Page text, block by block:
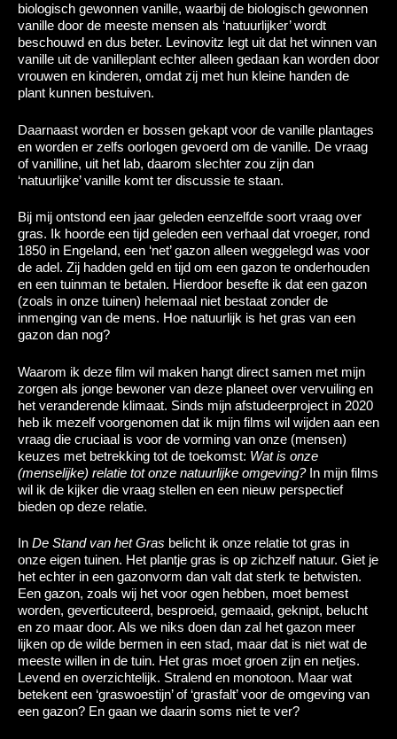
biologisch gewonnen vanille, waarbij de biologisch gewonnen
vanille door de meeste mensen als ‘natuurlijker’ wordt
beschouwd en dus beter. Levinovitz legt uit dat het winnen van
vanille uit de vanilleplant echter alleen gedaan kan worden door
vrouwen en kinderen, omdat zij met hun kleine handen de
plant kunnen bestuiven.
Daarnaast worden er bossen gekapt voor de vanille plantages
en worden er zelfs oorlogen gevoerd om de vanille. De vraag
of vanilline, uit het lab, daarom slechter zou zijn dan
‘natuurlijke’ vanille komt ter discussie te staan.
Bij mij ontstond een jaar geleden eenzelfde soort vraag over
gras. Ik hoorde een tijd geleden een verhaal dat vroeger, rond
1850 in Engeland, een ‘net’ gazon alleen weggelegd was voor
de adel. Zij hadden geld en tijd om een gazon te onderhouden
en een tuinman te betalen. Hierdoor besefte ik dat een gazon
(zoals in onze tuinen) helemaal niet bestaat zonder de
inmenging van de mens. Hoe natuurlijk is het gras van een
gazon dan nog?
Waarom ik deze film wil maken hangt direct samen met mijn
zorgen als jonge bewoner van deze planeet over vervuiling en
het veranderende klimaat. Sinds mijn afstudeerproject in 2020
heb ik mezelf voorgenomen dat ik mijn films wil wijden aan een
vraag die cruciaal is voor de vorming van onze (mensen)
keuzes met betrekking tot de toekomst: Wat is onze
(menselijke) relatie tot onze natuurlijke omgeving?In mijn films
wil ik de kijker die vraag stellen en een nieuw perspectief
bieden op deze relatie.
In De Stand van het Gras belicht ik onze relatie tot gras in
onze eigen tuinen. Het plantje gras is op zichzelf natuur. Giet je
het echter in een gazonvorm dan valt dat sterk te betwisten.
Een gazon, zoals wij het voor ogen hebben, moet bemest
worden, geverticuteerd, besproeid, gemaaid, geknipt, belucht
en zo maar door. Als we niks doen dan zal het gazon meer
lijken op de wilde bermen in een stad, maar dat is niet wat de
meeste willen in de tuin. Het gras moet groen zijn en netjes.
Levend en overzichtelijk. Stralend en monotoon. Maar wat
betekent een ‘graswoestijn’ of ‘grasfalt’ voor de omgeving van
een gazon? En gaan we daarin soms niet te ver?